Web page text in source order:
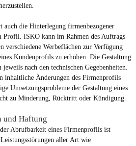
auch die Hinterlegung firmenbezogener
Profil. ISKO kann im Rahmen des Auftrags
verschiedene Werbeflächen zur Verfügung
Kundenprofils zu erhöhen. Die Gestaltung
nach den technischen Gegebenheiten.
inhaltliche Änderungen des Firmenprofils
Umsetzungsprobleme der Gestaltung eines
zu Minderung, Rücktritt oder Kündigung.
und Haftung
Abrufbarkeit eines Firmenprofils ist
aller Art wie